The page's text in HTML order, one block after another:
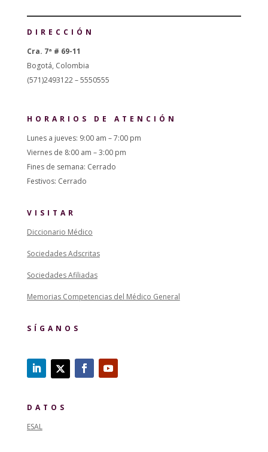
DIRECCIÓN
Cra. 7ª # 69-11
Bogotá, Colombia
(571)2493122 – 5550555
HORARIOS DE ATENCIÓN
Lunes a jueves: 9:00 am – 7:00 pm
Viernes de 8:00 am – 3:00 pm
Fines de semana: Cerrado
Festivos: Cerrado
VISITAR
Diccionario Médico
Sociedades Adscritas
Sociedades Afiliadas
Memorias Competencias del Médico General
SÍGANOS
DATOS
ESAL